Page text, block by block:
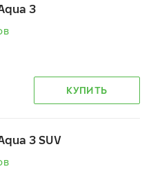
3
КУПИТЬ
3 SUV